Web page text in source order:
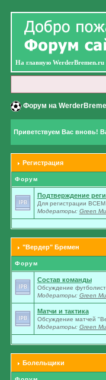
На главную WerderBremen.ru
Форум на
Приветствуем Вас вновь!
Регистрация
Форум
Подтверждение
Для регистрации ВСЕМ
Модераторы: Green
"Вердер" Бремен
Форум
Состав команды
Обсуждение
Модераторы: Green
Матчи и тактика
Обсуждение матчей
Модераторы: Green
Болельщики